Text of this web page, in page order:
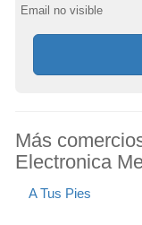
Email no visible
Más
Electronica
A Tus Pies